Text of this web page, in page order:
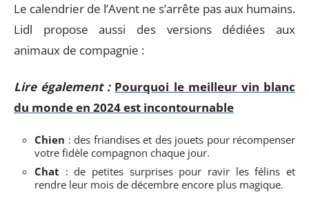
Le calendrier de l’Avent ne s’arrête pas aux humains.
Lidl propose aussi des versions dédiées aux
animaux de compagnie :
Lire également : Pourquoi le meilleur vin blanc
du monde en 2024 est incontournable
Chien : des friandises et des jouets pour récompenser
votre fidèle compagnon chaque jour.
Chat : de petites surprises pour ravir les félins et
rendre leur mois de décembre encore plus magique.